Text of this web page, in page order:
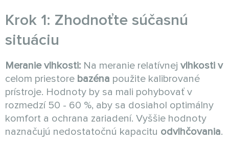
Krok 1: Zhodnoťte súčasnú
situáciu
Meranie vlhkosti: Na meranie relatívnej vlhkosti v
celom priestore bazéna použite kalibrované
prístroje. Hodnoty by sa mali pohybovať v
rozmedzí 50 - 60 %, aby sa dosiahol optimálny
komfort a ochrana zariadení. Vyššie hodnoty
naznačujú nedostatočnú kapacitu odvlhčovania.